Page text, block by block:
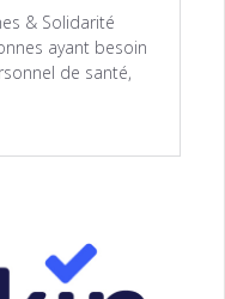
& Solidarité
ayant besoin
de santé,